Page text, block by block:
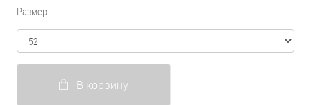
Размер:
В корзину